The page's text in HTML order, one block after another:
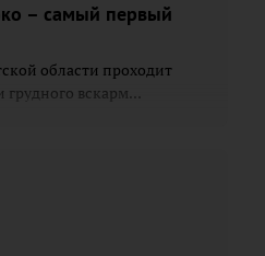
– самый первый
области проходит
вскарм...